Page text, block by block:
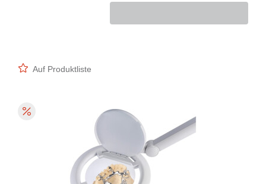
Auf Produktliste